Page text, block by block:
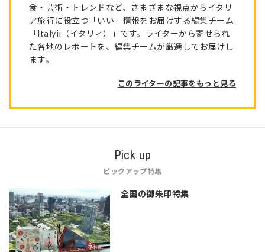
食・芸術・トレンドなど、さまざまな視点からイタリ
ア旅行に役立つ「いい」情報をお届けする編集チーム
「Italyii（イタリィ）」です。ライターから寄せられ
た各地のレポートを、編集チームが厳選してお届けし
ます。
このライターの記事をもっと見る
Pick up
ピックアップ特集
全国の御朱印特集